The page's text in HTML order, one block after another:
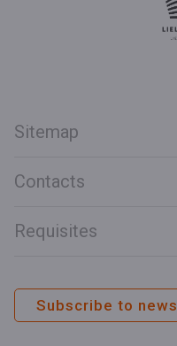
Sitemap
Contacts
Requisites
Subscribe to news